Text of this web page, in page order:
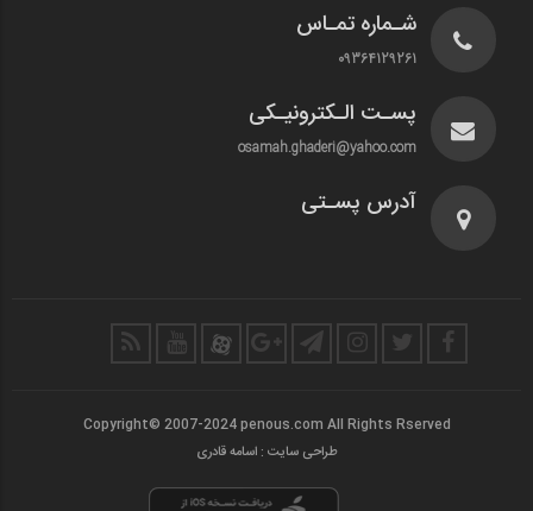
شـماره تمـاس
09364129261
پسـت الـکترونیـکی
osamah.ghaderi@yahoo.com
آدرس پسـتی
Copyright© 2007-2024 penous.com All Rights Rserved
طراحی سایت : اسامه قادری